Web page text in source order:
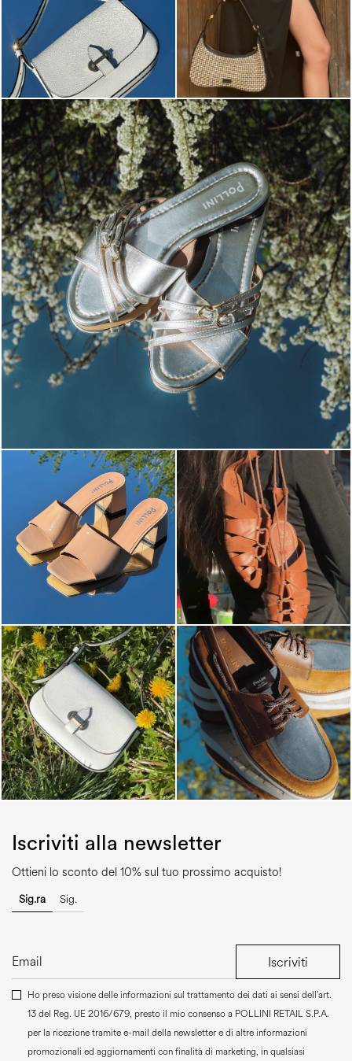
Blending sass and class, the Echos mule in silver is...
Iscriviti alla newsletter
Ottieni lo sconto del 10% sul tuo prossimo acquisto!
Sig.ra Sig.
Iscriviti
Ho preso visione delle informazioni sul trattamento dei dati ai sensi dell’art.
13 del Reg. UE 2016/679, presto il mio consenso a POLLINI RETAIL S.P.A.
per la ricezione tramite e-mail della newsletter e di altre informazioni
promozionali ed aggiornamenti con finalità di marketing, in qualsiasi